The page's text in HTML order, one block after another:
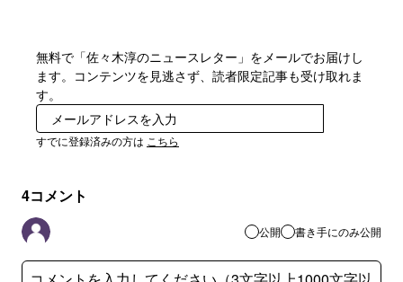
無料で「佐々木淳のニュースレター」をメールでお届けし
ます。コンテンツを見逃さず、読者限定記事も受け取れま
す。
すでに登録済みの方は こちら
4コメント
公開 書き手にのみ公開